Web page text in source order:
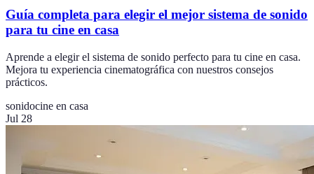
Guía completa para elegir el mejor sistema de sonido
para tu cine en casa
Aprende a elegir el sistema de sonido perfecto para tu cine en casa.
Mejora tu experiencia cinematográfica con nuestros consejos
prácticos.
sonidocine en casa
Jul 28